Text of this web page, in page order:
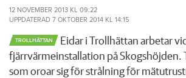
12 NOVEMBER 2013 KL 09:22
UPPDATERAD 7 OKTOBER 2014 KL 14:15
TROLLHÄTTAN
Eidar i Trollhättan arbetar
fjärrvärmeinstallation på Skogshöjden.
som oroar sig för strålning för